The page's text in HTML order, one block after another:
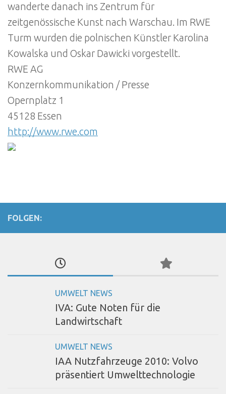
wanderte danach ins Zentrum für
zeitgenössische Kunst nach Warschau. Im RWE
Turm wurden die polnischen Künstler Karolina
Kowalska und Oskar Dawicki vorgestellt.
RWE AG
Konzernkommunikation / Presse
Opernplatz 1
45128 Essen
http://www.rwe.com
FOLGEN:
UMWELT NEWS
IVA: Gute Noten für die
Landwirtschaft
UMWELT NEWS
IAA Nutzfahrzeuge 2010: Volvo
präsentiert Umwelttechnologie